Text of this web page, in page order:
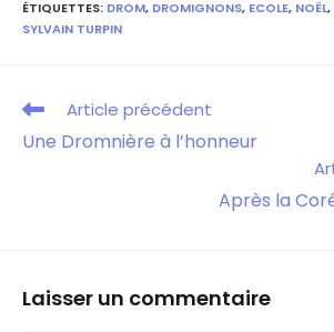
ÉTIQUETTES: DROM, DROMIGNONS, ECOLE, NOËL,
SYLVAIN TURPIN
Article précédent
Une Dromnière à l’honneur
Après la
Laisser un commentaire